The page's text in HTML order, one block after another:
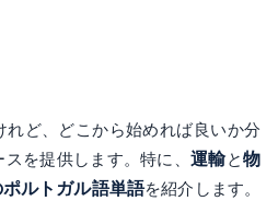
れど、どこから始めれば良いか分
を提供します。特に、運輸と物
ルトガル語単語を紹介します。